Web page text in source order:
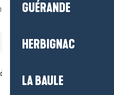
GUÉRANDE
HERBIGNAC
LA BAULE
Seite
für Eiscreme!